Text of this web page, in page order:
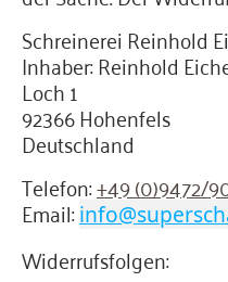
Schreinerei Reinhold
Inhaber: Reinhold
Loch 1
92366 Hohenfels
Deutschland
Telefon:+49 (0)9472/
Email:
Widerrufsfolgen: